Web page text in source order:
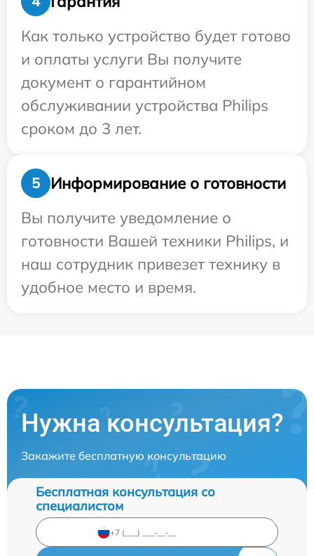
Как только устройство будет готово
и оплаты услуги Вы получите
документ о гарантийном
обслуживании устройства Philips
сроком до 3 лет.
5
Информирование о готовности
Вы получите уведомление о
готовности Вашей техники Philips, и
наш сотрудник привезет технику в
удобное место и время.
Нужна консультация?
Закажите бесплатную консультацию
Бесплатная консультация со
специалистом